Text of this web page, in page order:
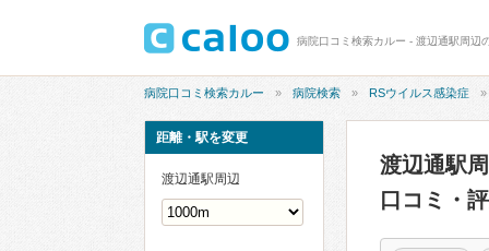
病院口コミ検索カルー - 渡辺通駅周辺
病院口コミ検索カルー 病院検索 RSウイルス感染症
渡辺通駅
口コミ・
距離・駅を変更
渡辺通駅周辺